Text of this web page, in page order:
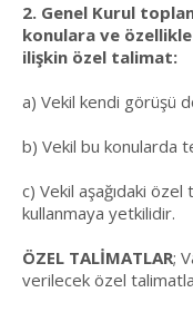
2. Genel Kurul
konulara ve özellikle
ilişkin özel talimat:
a) Vekil kendi görüşü
b) Vekil bu konularda
c) Vekil aşağıdaki
kullanmaya yetkilidir.
ÖZEL TALİMATLAR;
verilecek özel